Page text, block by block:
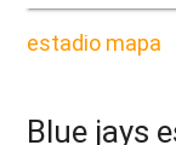
estadio mapa
Blue jays